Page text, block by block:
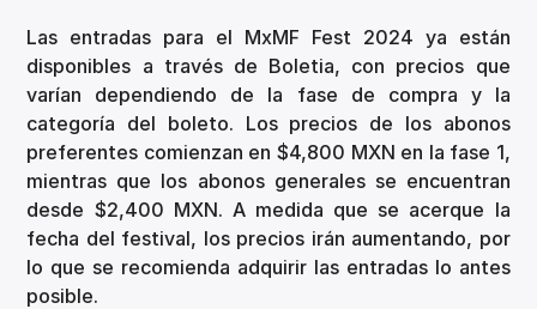
Las entradas para el MxMF Fest 2024 ya están
disponibles a través de Boletia, con precios que
varían dependiendo de la fase de compra y la
categoría del boleto. Los precios de los abonos
preferentes comienzan en $4,800 MXN en la fase 1,
mientras que los abonos generales se encuentran
desde $2,400 MXN. A medida que se acerque la
fecha del festival, los precios irán aumentando, por
lo que se recomienda adquirir las entradas lo antes
posible.